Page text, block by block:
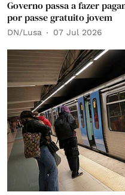
Governo passa a fazer
por passe gratuito jovem
DN/Lusa 07 Jul 2026